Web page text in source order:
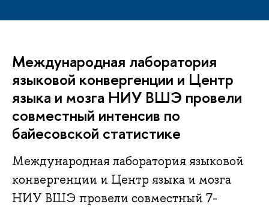
Международная лаборатория
языковой конвергенции и Центр
языка и мозга НИУ ВШЭ провели
совместный интенсив по
байесовской статистике
Международная лаборатория языковой
конвергенции и Центр языка и мозга
НИУ ВШЭ провели совместный 7-